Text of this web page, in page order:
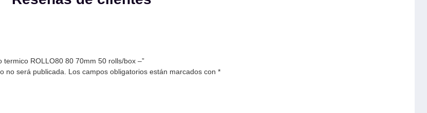
termico ROLLO80 80 70mm 50 rolls/box –”
no será publicada.
Los campos obligatorios están marcados con *